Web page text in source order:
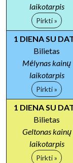
laikotarpis
Pirkti »
1 DIENA SU
Bilietas
Mėlynas kainų
laikotarpis
Pirkti »
1 DIENA SU
Bilietas
Geltonas kainų
laikotarpis
Pirkti »